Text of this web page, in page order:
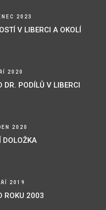
2023
V LIBERCI A OKOLÍ
2020
DR. PODÍLŮ V LIBERCI
2020
DOLOŽKA
2019
ROKU 2003